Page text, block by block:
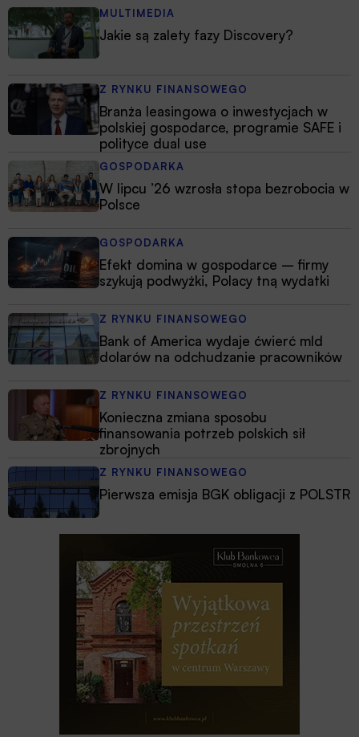
MULTIMEDIA
Jakie są zalety fazy Discovery?
Z RYNKU FINANSOWEGO
Branża leasingowa o inwestycjach w
polskiej gospodarce, programie SAFE i
polityce dual use
GOSPODARKA
W lipcu ’26 wzrosła stopa bezrobocia w
Polsce
GOSPODARKA
Efekt domina w gospodarce – firmy
szykują podwyżki, Polacy tną wydatki
Z RYNKU FINANSOWEGO
Bank of America wydaje ćwierć mld
dolarów na odchudzanie pracowników
Z RYNKU FINANSOWEGO
Konieczna zmiana sposobu
finansowania potrzeb polskich sił
zbrojnych
Z RYNKU FINANSOWEGO
Pierwsza emisja BGK obligacji z POLSTR